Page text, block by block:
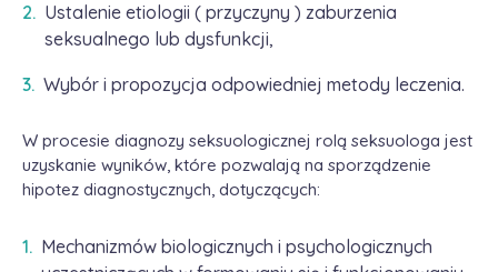
Ustalenie etiologii ( przyczyny ) zaburzenia
seksualnego lub dysfunkcji,
Wybór i propozycja odpowiedniej metody leczenia.
W procesie diagnozy seksuologicznej rolą seksuologa jest
uzyskanie wyników, które pozwalają na sporządzenie
hipotez diagnostycznych, dotyczących:
Mechanizmów biologicznych i psychologicznych